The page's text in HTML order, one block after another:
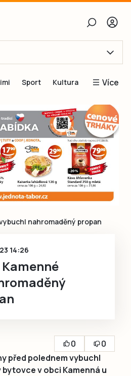
Obnovit heslo
se
se přes Facebook
chci seRegistrovat
Sport Kultura Více
Inspirace
Čtenáři píší
Speciální přílohy
Inzerce
nahromaděný propan
14:26
0
0
před polednem vybuchl
v obci Kamenná u